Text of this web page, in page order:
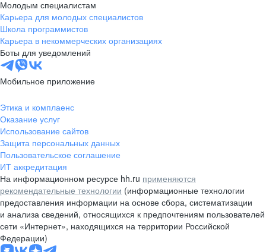
Молодым специалистам
Карьера для молодых специалистов
Школа программистов
Карьера в некоммерческих организациях
Боты для уведомлений
Мобильное приложение
Этика и комплаенс
Оказание услуг
Использование сайтов
Защита персональных данных
Пользовательское соглашение
ИТ аккредитация
На информационном ресурсе hh.ru применяются
рекомендательные технологии (информационные технологии
предоставления информации на основе сбора, систематизации
и анализа сведений, относящихся к предпочтениям пользователей
сети «Интернет», находящихся на территории Российской
Федерации)